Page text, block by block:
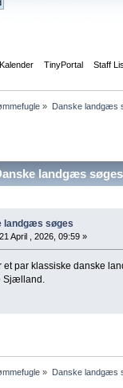
Kalender TinyPortal Staff
» Danske landgæs
landgæs
landgæs søges
21 April , 2026, 09:59 »
et par klassiske danske
Sjælland.
» Danske landgæs